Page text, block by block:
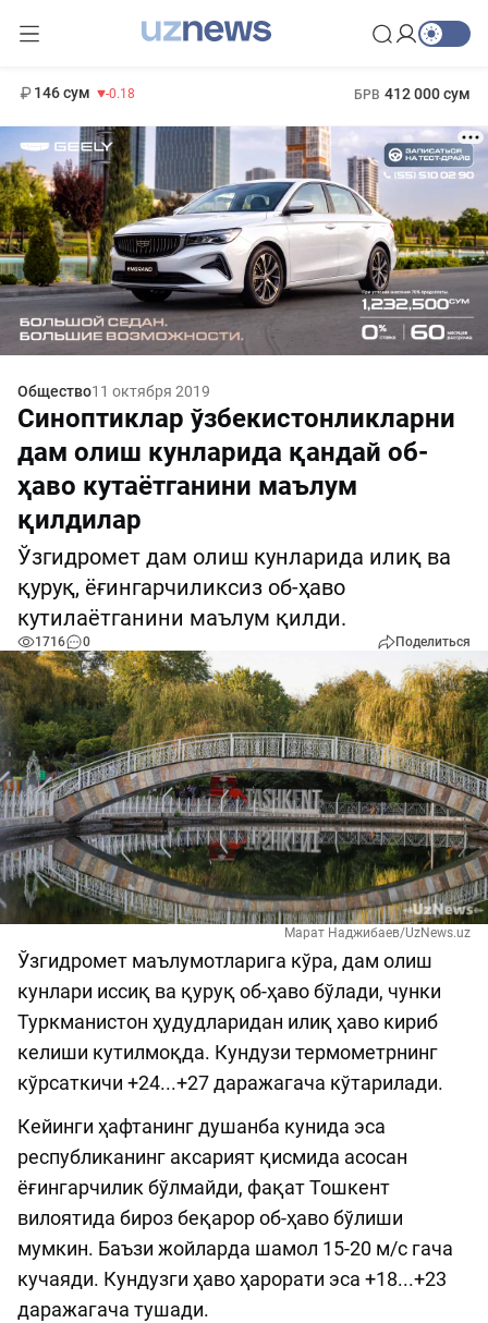
146 сум -0.18 БРВ 412 000 сум
Общество11 октября 2019
Синоптиклар ўзбекистонликларни
дам олиш кунларида қандай об-
ҳаво кутаётганини маълум
қилдилар
Ўзгидромет дам олиш кунларида илиқ ва
қуруқ, ёғингарчиликсиз об-ҳаво
кутилаётганини маълум қилди.
1716 0 Поделиться
Марат Наджибаев/UzNews.uz
Ўзгидромет маълумотларига кўра, дам олиш
кунлари иссиқ ва қуруқ об-ҳаво бўлади, чунки
Туркманистон ҳудудларидан илиқ ҳаво кириб
келиши кутилмоқда. Кундузи термометрнинг
кўрсаткичи +24...+27 даражагача кўтарилади.
Кейинги ҳафтанинг душанба кунида эса
республиканинг аксарият қисмида асосан
ёғингарчилик бўлмайди, фақат Тошкент
вилоятида бироз беқарор об-ҳаво бўлиши
мумкин. Баъзи жойларда шамол 15-20 м/с гача
кучаяди. Кундузги ҳаво ҳарорати эса +18...+23
даражагача тушади.